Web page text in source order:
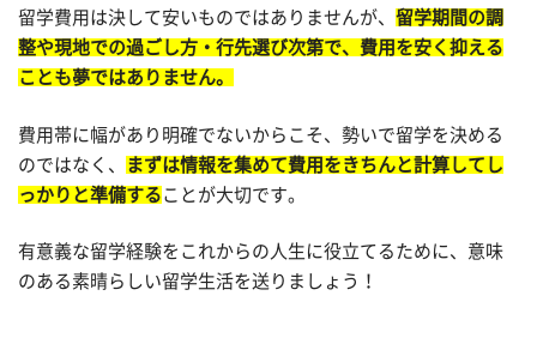
留学費用は決して安いものではありませんが、 留学期間の調
整や現地での過ごし方・行先選び次第で、費用を安く抑える
ことも夢ではありません。
費用帯に幅があり明確でないからこそ、勢いで留学を決める
のではなく、
まずは情報を集めて費用をきちんと計算してし
っかりと準備する ことが大切です。
有意義な留学経験をこれからの人生に役立てるために、意味
のある素晴らしい留学生活を送りましょう！